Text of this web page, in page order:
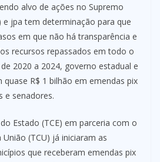
alvo de ações no Supremo
e jpa tem determinação para que
em que não há transparência e
recursos repassados em todo o
2020 a 2024, governo estadual e
R$ 1 bilhão em emendas pix
e senadores.
Estado (TCE) em parceria com o
(TCU) já iniciaram as
que receberam emendas pix